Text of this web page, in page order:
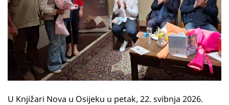
U Knjižari Nova u Osijeku u petak, 22. svibnja 2026.